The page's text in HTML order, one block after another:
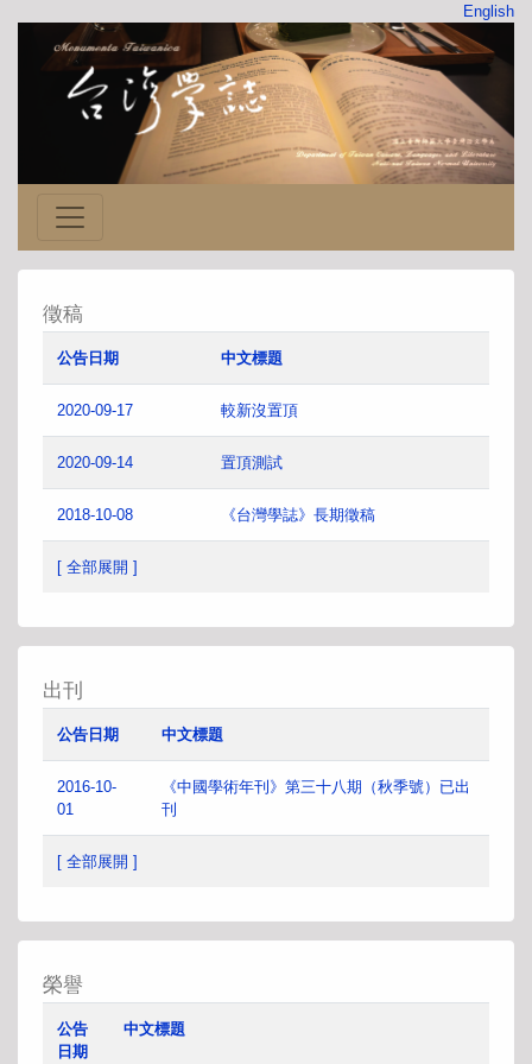
English
徵稿
公告日期 中文標題
2020-09-17 較新沒置頂
2020-09-14 置頂測試
2018-10-08 《台灣學誌》長期徵稿
[ 全部展開 ]
出刊
公告日期 中文標題
2016-10-
01
《中國學術年刊》第三十八期（秋季號）已出
刊
[ 全部展開 ]
榮譽
公告
日期
中文標題